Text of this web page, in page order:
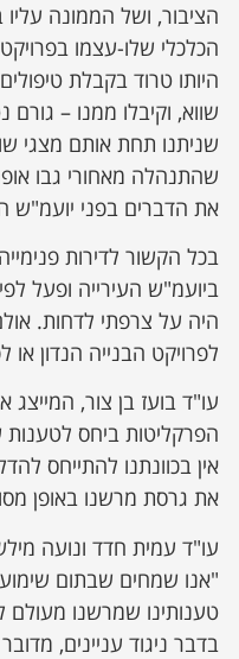
הציבור, ושל הממונה
הכלכלי שלו-עצמו
היותו טרוד בקבלת
שווא, וקיבלו ממנו – גורם
שניתנו תחת אותם מצגי
שהתנהלה מאחורי גבו
את הדברים בפני יועמ"ש
בכל הקשור לדירות
ביועמ"ש העירייה ופעל
היה על צרפתי לדחות.
לפרויקט הבנייה הנדון או
עו"ד בועז בן צור,
הפרקליטות ביחס
אין בכוונתנו להתייחס
את גרסת מרשנו באופן
עו"ד עמית חדד ונועה
"אנו שמחים שבתום
טענותינו שמרשנו
בדבר ניגוד עניינים,